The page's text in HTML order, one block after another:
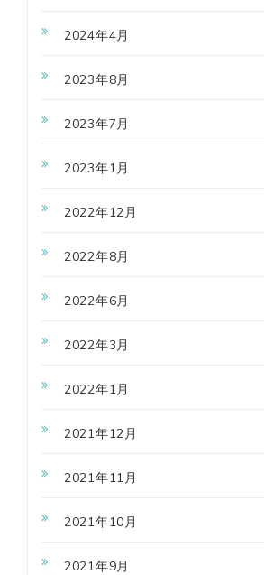
2024年4月
2023年8月
2023年7月
2023年1月
2022年12月
2022年8月
2022年6月
2022年3月
2022年1月
2021年12月
2021年11月
2021年10月
2021年9月